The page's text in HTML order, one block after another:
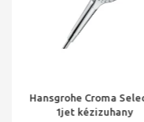
Hansgrohe Croma
1jet kézizuhany